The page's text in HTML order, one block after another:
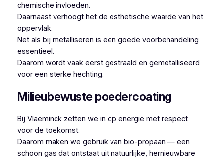
chemische invloeden.
Daarnaast verhoogt het de esthetische waarde van het
oppervlak.
Net als bij metalliseren is een goede voorbehandeling
essentieel.
Daarom wordt vaak eerst gestraald en gemetalliseerd
voor een sterke hechting.
Milieubewuste poedercoating
Bij Vlaeminck zetten we in op energie met respect
voor de toekomst.
Daarom maken we gebruik van bio-propaan — een
schoon gas dat ontstaat uit natuurlijke, hernieuwbare